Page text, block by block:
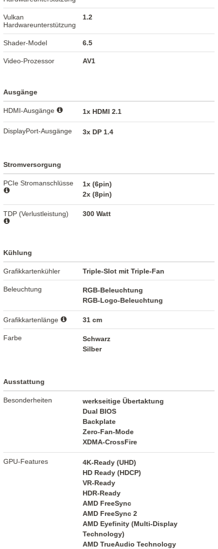
Vulkan
Hardwareunterstützung
1.2
Shader-Model 6.5
Video-Prozessor AV1
Ausgänge
HDMI-Ausgänge 1x HDMI 2.1
DisplayPort-Ausgänge 3x DP 1.4
Stromversorgung
PCIe Stromanschlüsse
1x (6pin)
2x (8pin)
TDP (Verlustleistung) 300 Watt
Kühlung
Grafikkartenkühler Triple-Slot mit Triple-Fan
Beleuchtung
RGB-Beleuchtung
RGB-Logo-Beleuchtung
Grafikkartenlänge 31 cm
Farbe
Schwarz
Silber
Ausstattung
Besonderheiten
werkseitige Übertaktung
Dual BIOS
Backplate
Zero-Fan-Mode
XDMA-CrossFire
GPU-Features
4K-Ready (UHD)
HD Ready (HDCP)
VR-Ready
HDR-Ready
AMD FreeSync
AMD FreeSync 2
AMD Eyefinity (Multi-Display
Technology)
AMD TrueAudio Technology